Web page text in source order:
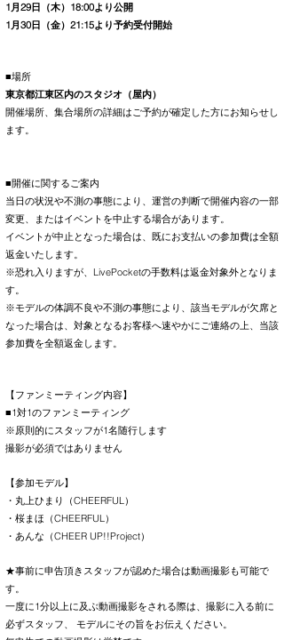
1月29日（木）18:00より公開
1月30日（金）21:15より予約受付開始
■場所
東京都江東区内のスタジオ（屋内）
開催場所、集合場所の詳細はご予約が確定した方にお知らせし
ます。
■開催に関するご案内
当日の状況や不測の事態により、運営の判断で開催内容の一部
変更、またはイベントを中止する場合があります。
イベントが中止となった場合は、既にお支払いの参加費は全額
返金いたします。
※恐れ入りますが、LivePocketの手数料は返金対象外となりま
す。
※モデルの体調不良や不測の事態により、該当モデルが欠席と
なった場合は、対象となるお客様へ速やかにご連絡の上、当該
参加費を全額返金します。
【ファンミーティング内容】
■1対1のファンミーティング
※原則的にスタッフが1名随行します
撮影が必須ではありません
【参加モデル】
・丸上ひまり（CHEERFUL）
・桜まほ（CHEERFUL）
・あんな（CHEER UP!!Project）
★事前に申告頂きスタッフが認めた場合は動画撮影も可能で
す。
一度に1分以上に及ぶ動画撮影をされる際は、撮影に入る前に
必ずスタッフ、 モデルにその旨をお伝えください。